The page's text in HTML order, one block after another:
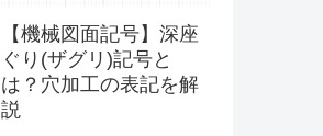
【機械図面記号】深座
ぐり(ザグリ)記号と
は？穴加工の表記を解
説